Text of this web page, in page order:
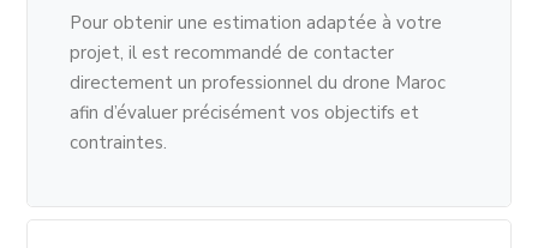
Pour obtenir une estimation adaptée à votre
projet, il est recommandé de contacter
directement un professionnel du drone Maroc
afin d’évaluer précisément vos objectifs et
contraintes.